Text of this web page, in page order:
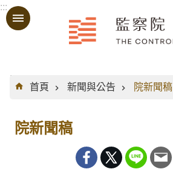
跳到主要內容區塊
:::
:::
首頁
新聞與公告 院新聞稿
院新聞稿